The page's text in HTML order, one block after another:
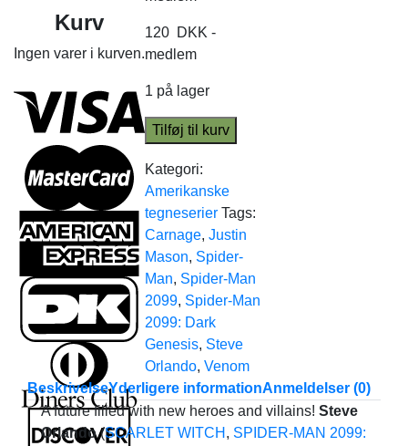
Kurv
Ingen varer i kurven.
120 DKK -
medlem
1 på lager
Tilføj til kurv
Kategori:
Amerikanske
tegneserier Tags:
Carnage,Justin
Mason, Spider-
Man, Spider-Man
2099, Spider-Man
2099: Dark
Genesis, Steve
Orlando,Venom
BeskrivelseYderligere informationAnmeldelser (0)
A future filled with new heroes and villains! Steve
Orlando(SCARLET WITCH , SPIDER-MAN 2099: